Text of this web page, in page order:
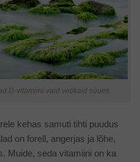
D-vitamiini vaid vetikaid süües.
kehas samuti tihti puudus
on forell, angerjas ja lõhe,
Muide, seda vitamiini on ka